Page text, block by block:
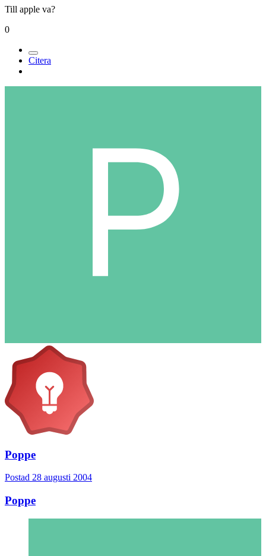
Till apple va?
0
Citera
Poppe
Postad 28 augusti 2004
Poppe